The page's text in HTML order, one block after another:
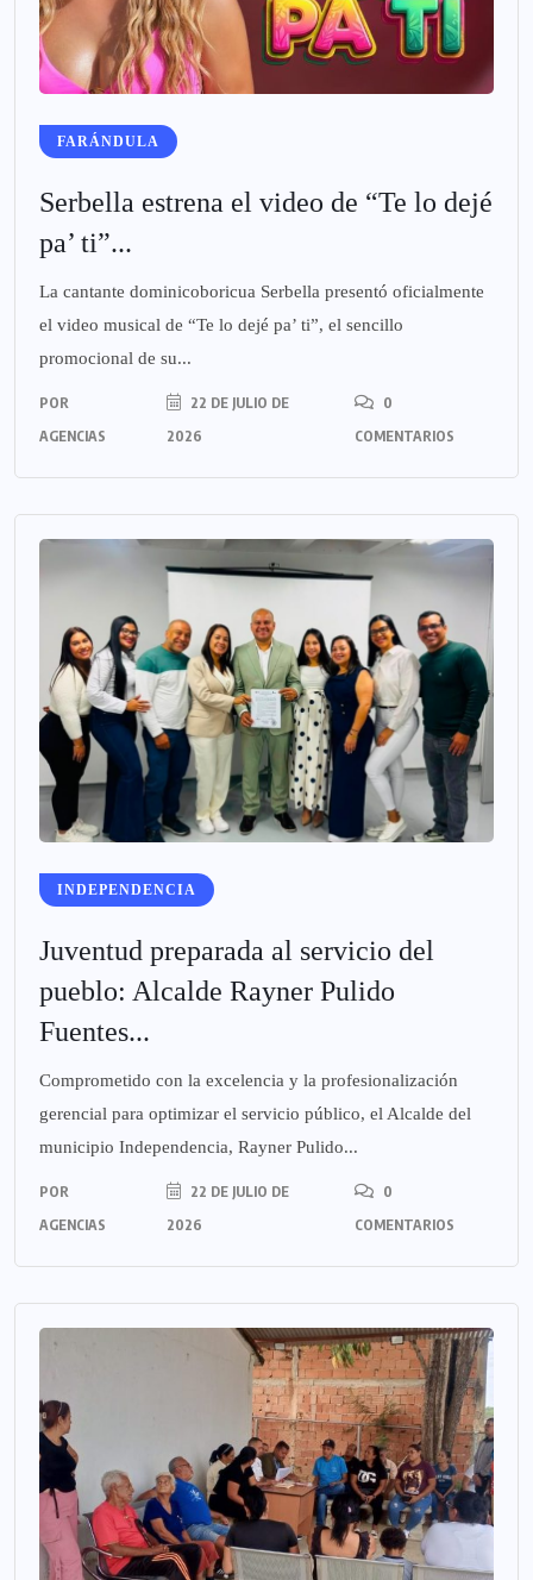
FARÁNDULA
Serbella estrena el video de “Te lo dejé
pa’ ti”...
La cantante dominicoboricua Serbella presentó oficialmente
el video musical de “Te lo dejé pa’ ti”, el sencillo
promocional de su...
POR
AGENCIAS
22 DE JULIO DE
2026
0
COMENTARIOS
INDEPENDENCIA
Juventud preparada al servicio del
pueblo: Alcalde Rayner Pulido
Fuentes...
Comprometido con la excelencia y la profesionalización
gerencial para optimizar el servicio público, el Alcalde del
municipio Independencia, Rayner Pulido...
POR
AGENCIAS
22 DE JULIO DE
2026
0
COMENTARIOS